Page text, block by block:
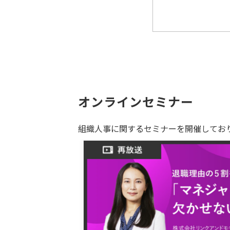
オンラインセミナー
組織人事に関するセミナーを開催してお